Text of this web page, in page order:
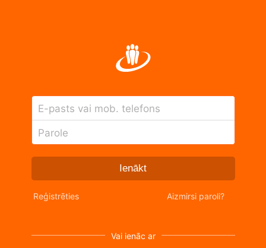
E-pasts vai mob. telefons
Parole
Ienākt
Reģistrēties Aizmirsi paroli?
Vai ienāc ar